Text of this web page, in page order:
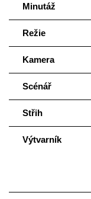
Minutáž
Režie
Kamera
Scénář
Střih
Výtvarník